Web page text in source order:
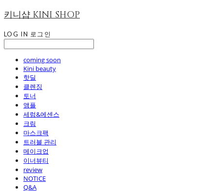
키니샵 KINI SHOP
LOG IN 로그인
coming soon
Kini beauty
핫딜
클렌징
토너
앰플
세럼&에센스
크림
마스크팩
트러블 관리
메이크업
이너뷰티
review
NOTICE
Q&A